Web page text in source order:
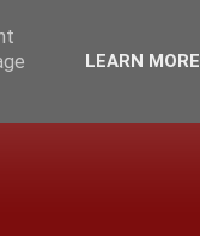
LEARN MORE